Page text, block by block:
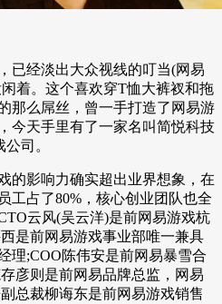
已经淡出大众视线的叮当(网易
着。这个喜欢穿T恤大裤衩和拖
那么屌丝，曾一手打造了网易游
今天手里有了一家名叫简悦科技
司。
的影响力确实超出业界想象，在
工占了80%，核心创业团队也全
云风(吴云洋)是前网易游戏杭
是前网易游戏事业部唯一兼具
理;COO陈伟安是前网易暴雪合
彦则是前网易品牌总监，网易
总裁柳诲东是前网易游戏销售